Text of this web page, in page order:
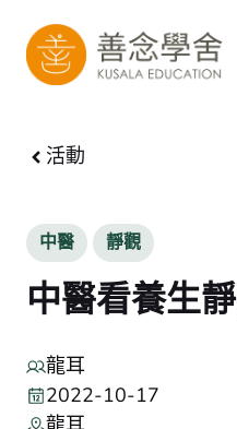
活動
中醫 靜觀
中醫看養生
龍耳
2022-10-17